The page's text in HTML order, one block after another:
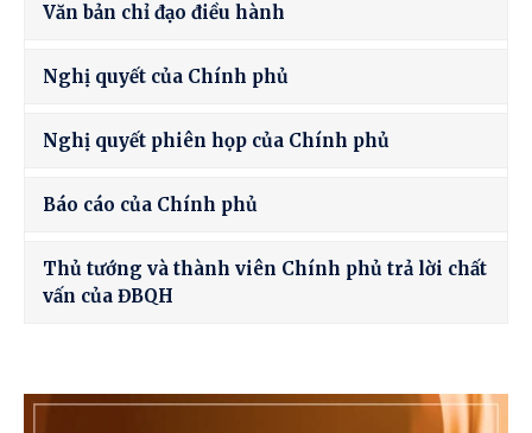
Văn bản chỉ đạo điều hành
Nghị quyết của Chính phủ
Nghị quyết phiên họp của Chính phủ
Báo cáo của Chính phủ
Thủ tướng và thành viên Chính phủ trả lời chất
vấn của ĐBQH